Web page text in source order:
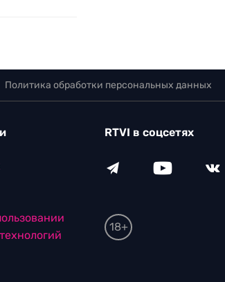
Политика обработки персональных данных
RTVI в соцсетях
18+